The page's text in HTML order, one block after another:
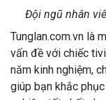
Đội ngũ nhân
Tunglan.com.vn là
vấn đề với chiếc
năm kinh nghiệm,
giúp bạn khắc